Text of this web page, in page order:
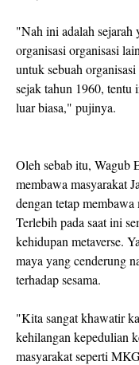
"Nah ini adalah
organisasi organisasi
untuk sebuah
sejak tahun 1960, tentu
luar biasa," pujinya.
Oleh sebab itu, Wagub
membawa masyarakat
dengan tetap
Terlebih pada saat ini
kehidupan metaverse.
maya yang cenderung
terhadap sesama.
"Kita sangat khawatir
kehilangan kepedulian
masyarakat seperti